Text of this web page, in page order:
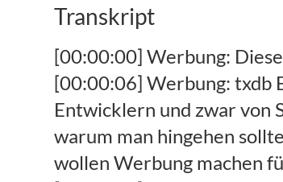
Transkript
[00:00:00] Werbung: Diese Folge des Kanzleifunk wird unter anderem gesponsert von der StB-Expo.de der der was, [00:00:06] Werbung: txdb Expo ist eine Messe und zwar am 30.01 am 30 Januar in Köln organisiert von den Kanzlei Entwicklern und zwar von Stefan Homberg. [00:00:18] Werbung: Und damit wir besser wissen was das ist und warum man hingehen sollte ist ja auch gleich mit dabei mein Stefan ja guten Tag hallo. [00:00:24] Werbung: Hallo wir wollen Werbung machen für die StB-Expo.de soll ich denn bitteschön am 30. Januar nach Köln kommen zu deiner. [00:00:34] Werbung: Ja weil du als Steuerberater die Möglichkeit bekommst [00:00:38] Werbung: dich über fünf Grundprobleme einer Kanzlei Gedanken zu machen und Impuls mit nach Hause zu nehmen wir werden da ganz gezielt Recruiting Schnittstellen digitale Prozesse Steuerberater Software und Fortbildung in den Vordergrund stellen und haben ca 50 Aussteller dabei [00:00:56] Werbung: die quasi zu diesem Themengebieten dir Impulse geben um deine Kanzlei perfekt weiterzuentwickeln. [00:01:03] Werbung: 50 Aussteller und ein ganzen Tag und es dreht sich nur um solche Fragen es geht nicht um steuerrechtliche Fortbildung sonder es geht allein um. [00:01:12] Werbung: Kanzlei Themen Organisation Technik und so weiter richtig ganz genau also im Prinzip [00:01:18] Werbung: die fünf Kernproblem nicht im genannt habe werde noch mal untermalt von ein paar Impuls Vorträgen die unsere Premiumpartner machen werden und genau da geht um die Zukunft [00:01:29] Werbung: zukünftige Ausrichtung der Kanzlei und natürlich auch über so Themen wie Recruiting was ganz wichtig ist in Kanzlei noch zu Tage auch Mitarbeiterbindung wird dann dabei sein und ja [00:01:38] Werbung: Messe ist nicht nur für für Steuerberater tatsächlich sondern auch für die Mitarbeiter Führungskräfte digitalisierungsmanager oder wie man so schön sagt die Cops die Kanzlei Konisation sparauftrag in in Steuerkanzleien [00:01:50] Werbung: eine eintägige Fachmesse den ganzen Tag Infos rund um Kanzlei Systeme und die Organisation, [00:01:58] Werbung: wo ist die Veranstaltung wie heißt das Veranstaltungszentrum Stefan ja das ist die xpost in Köln ist der Gladbacher Wall und das ist sehr zentral in Köln gelegen. [00:02:08] Werbung: